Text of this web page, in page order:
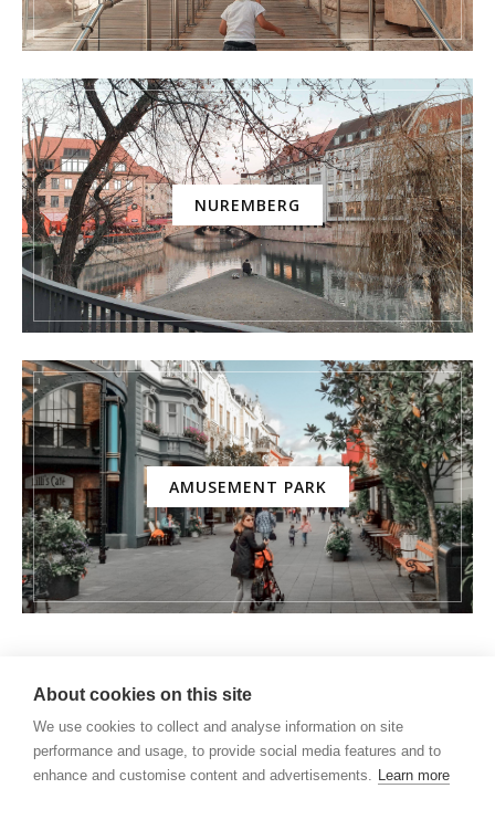
NUREMBERG
AMUSEMENT PARK
About cookies on this site
We use cookies to collect and analyse information on site
performance and usage, to provide social media features and to
enhance and customise content and advertisements. Learn more